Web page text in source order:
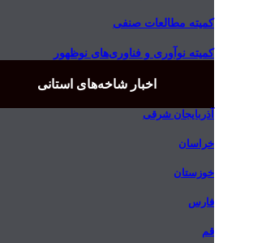
کمیته مطالعات صنفی
کمیته نوآوری و فناوری‌های نوظهور
اخبار شاخه‌های استانی
آذربایجان شرقی
خراسان
خوزستان
فارس
قم